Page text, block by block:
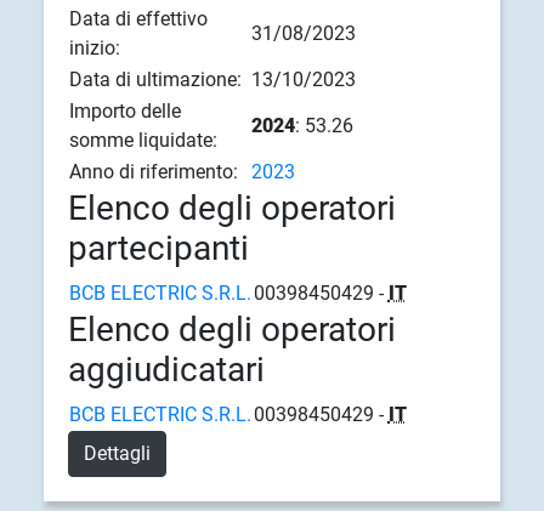
Data di effettivo
inizio:
31/08/2023
Data di ultimazione: 13/10/2023
Importo delle
somme liquidate:
2024: 53.26
Anno di riferimento:
2023
Elenco degli operatori
partecipanti
BCB ELECTRIC S.R.L. 00398450429 - IT
Elenco degli operatori
aggiudicatari
BCB ELECTRIC S.R.L. 00398450429 - IT
Dettagli